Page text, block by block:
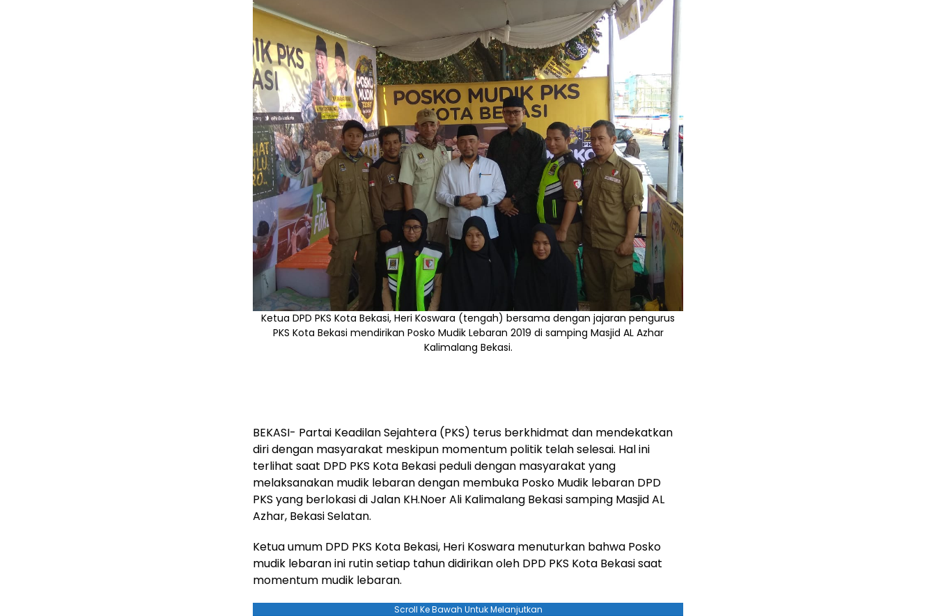
Ketua DPD PKS Kota Bekasi, Heri Koswara (tengah) bersama dengan jajaran pengurus
PKS Kota Bekasi mendirikan Posko Mudik Lebaran 2019 di samping Masjid AL Azhar
Kalimalang Bekasi.
BEKASI- Partai Keadilan Sejahtera (PKS) terus berkhidmat dan mendekatkan
diri dengan masyarakat meskipun momentum politik telah selesai. Hal ini
terlihat saat DPD PKS Kota Bekasi peduli dengan masyarakat yang
melaksanakan mudik lebaran dengan membuka Posko Mudik lebaran DPD
PKS yang berlokasi di Jalan KH.Noer Ali Kalimalang Bekasi samping Masjid AL
Azhar, Bekasi Selatan.
Ketua umum DPD PKS Kota Bekasi, Heri Koswara menuturkan bahwa Posko
mudik lebaran ini rutin setiap tahun didirikan oleh DPD PKS Kota Bekasi saat
momentum mudik lebaran.
Scroll Ke Bawah Untuk Melanjutkan